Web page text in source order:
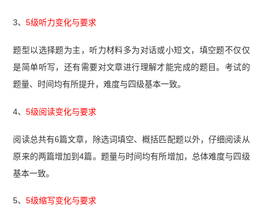
3、5级听力变化与要求
题型以选择题为主，听力材料多为对话或小短文，填空题不仅仅
是简单听写，还有需要对文章进行理解才能完成的题目。考试的
题量、时间均有所提升，难度与四级基本一致。
4、5级阅读变化与要求
阅读总共有6篇文章，除选词填空、概括匹配题以外，仔细阅读从
原来的两篇增加到4篇。题量与时间均有所增加，总体难度与四级
基本一致。
5、5级缩写变化与要求